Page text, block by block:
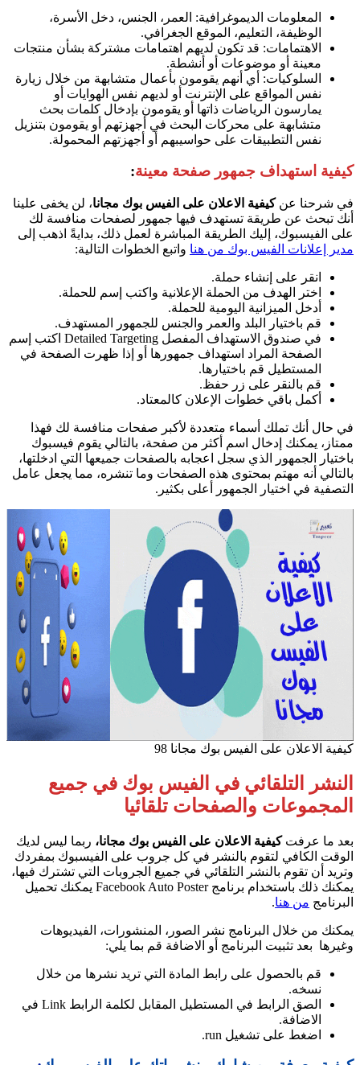
المعلومات الديموغرافية: العمر، الجنس، دخل الأسرة،
الوظيفة، التعليم، الموقع الجغرافي.
الاهتمامات: قد تكون لديهم اهتمامات مشتركة بشأن منتجات
معينة أو موضوعات أو أنشطة.
السلوكيات: أي أنهم يقومون بأعمال متشابهة من خلال زيارة
نفس المواقع على الإنترنت أو لديهم نفس الهوايات أو
يمارسون الرياضات ذاتها أو يقومون بإدخال كلمات بحث
متشابهة على محركات البحث في أجهزتهم أو يقومون بتنزيل
نفس التطبيقات على حواسيبهم أو أجهزتهم المحمولة.
كيفية استهداف جمهور صفحة معينة:
في شرحنا عنكيفية الاعلان على الفيس بوك مجانا، لن يخفى علينا
أنك تبحث عن طريقة تستهدف فيها جمهور لصفحات منافسة لك
على الفيسبوك، إليك الطريقة المباشرة لعمل ذلك، بدايةً اذهب إلى
مدير إعلانات الفيس بوك من هنا واتبع الخطوات التالية:
انقر على إنشاء حملة.
اختر الهدف من الحملة الإعلانية واكتب إسم للحملة.
أدخل الميزانية اليومية للحملة.
قم باختيار البلد والعمر والجنس للجمهور المستهدف.
في صندوق الاستهداف المفصل Detailed Targeting اكتب إسم
الصفحة المراد استهداف جمهورها أو إذا ظهرت الصفحة في
المستطيل قم باختيارها.
قم بالنقر على زر حفظ.
أكمل باقي خطوات الإعلان كالمعتاد.
في حال أنك تملك أسماء متعددة لأكبر صفحات منافسة لك فهذا
ممتاز، يمكنك إدخال اسم أكثر من صفحة، بالتالي يقوم فيسبوك
باختيار الجمهور الذي سجل اعجابه بالصفحات جميعها التي ادخلتها،
بالتالي أنه مهتم بمحتوى هذه الصفحات وما تنشره، مما يجعل عامل
التصفية في اختيار الجمهور أعلى بكثير.
كيفية الاعلان على الفيس بوك مجانا 98
النشر التلقائي في الفيس بوك في جميع
المجموعات والصفحات تلقائيا
بعد ما عرفتكيفية الاعلان على الفيس بوك مجانا، ربما ليس لديك
الوقت الكافي لتقوم بالنشر في كل جروب على الفيسبوك بمفردك
وتريد أن تقوم بالنشر التلقائي في جميع الجروبات التي تشترك فيها،
يمكنك ذلك باستخدام برنامج Facebook Auto Poster يمكنك تحميل
البرنامج من هنا.
يمكنك من خلال البرنامج نشر الصور، المنشورات، الفيديوهات
وغيرها بعد تثبيت البرنامج أو الاضافة قم بما يلي:
قم بالحصول على رابط المادة التي تريد نشرها من خلال
نسخه.
الصق الرابط في المستطيل المقابل لكلمة الرابط Link في
الاضافة.
اضغط على تشغيل run.